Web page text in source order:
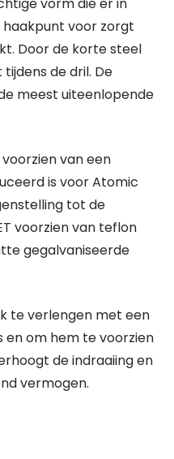
voor zorgt
Door de korte steel
de dril. De
meest uiteenlopende
van een
is voor Atomic
tot de
voorzien van teflon
gegalvaniseerde
te verlengen met een
en om hem te voorzien
de indraaiing en
vermogen.